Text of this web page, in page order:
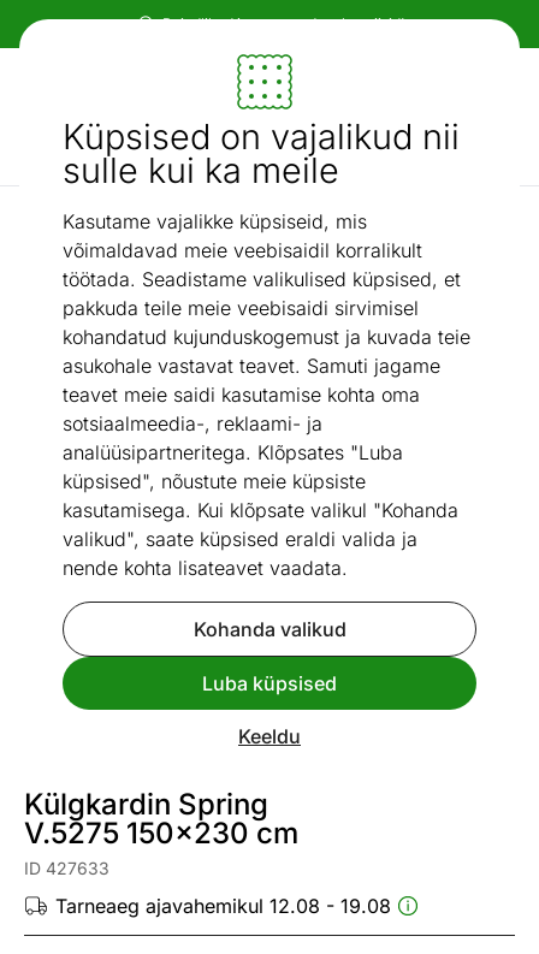
Küpsised on vajalikud nii
sulle kui ka meile
Kasutame vajalikke küpsiseid, mis
võimaldavad meie veebisaidil korralikult
töötada. Seadistame valikulised küpsised, et
pakkuda teile meie veebisaidi sirvimisel
kohandatud kujunduskogemust ja kuvada teie
asukohale vastavat teavet. Samuti jagame
teavet meie saidi kasutamise kohta oma
sotsiaalmeedia-, reklaami- ja
analüüsipartneritega. Klõpsates "Luba
küpsised", nõustute meie küpsiste
kasutamisega. Kui klõpsate valikul "Kohanda
valikud", saate küpsised eraldi valida ja
nende kohta lisateavet vaadata.
Kohanda valikud
Luba küpsised
Keeldu
Paindlikud ja mugavad makseviisid!
Mööbel ja sisustus - ON24
Otsi...
AI otsing
Vaibad ja tekstiil / Külgkardin Spring V.5275 150x230 cm
Vaata sarnaseid
Külgkardin Spring
V.5275 150x230 cm
ID 427633
Tarneaeg ajavahemikul 12.08 - 19.08